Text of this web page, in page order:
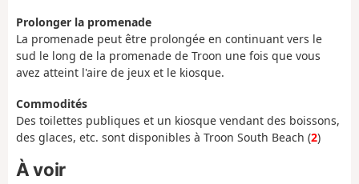
Prolonger la promenade
La promenade peut être prolongée en continuant vers le
sud le long de la promenade de Troon une fois que vous
avez atteint l'aire de jeux et le kiosque.
Commodités
Des toilettes publiques et un kiosque vendant des boissons,
des glaces, etc. sont disponibles à Troon South Beach (2)
À voir